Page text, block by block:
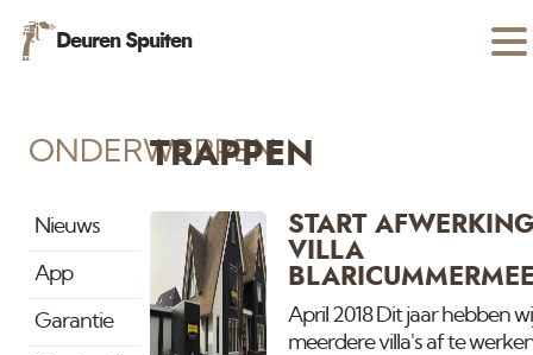
Deuren Spuiten
ONDERWERPEN
Nieuws
App
Garantie
TRAPPEN
START
VILLA
April 2018 Dit jaar hebben
meerdere villa's af te